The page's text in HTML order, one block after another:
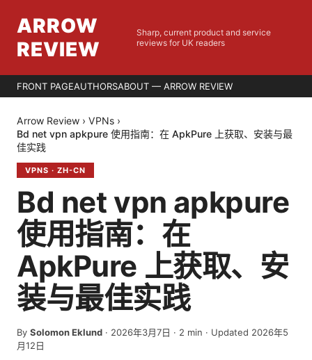
ARROW
REVIEW
Sharp, current product and service
reviews for UK readers
FRONT PAGEAUTHORSABOUT — ARROW REVIEW
Arrow Review › VPNs ›
Bd net vpn apkpure 使用指南：在 ApkPure 上获取、安装与最
佳实践
VPNS · ZH-CN
Bd net vpn apkpure
使用指南：在
ApkPure 上获取、安
装与最佳实践
By Solomon Eklund · 2026年3月7日 · 2 min · Updated 2026年5
月12日